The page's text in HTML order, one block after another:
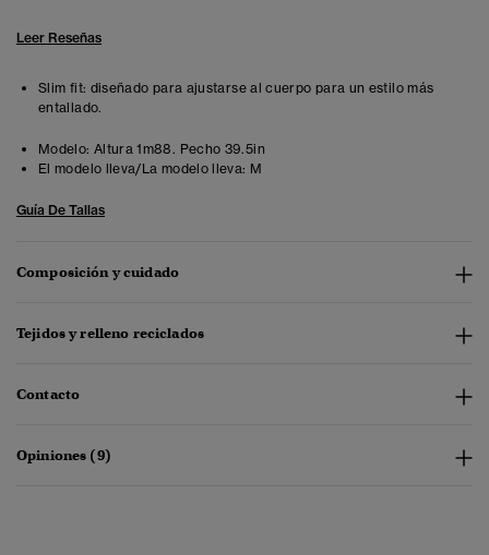
Leer Reseñas
Slim fit: diseñado para ajustarse al cuerpo para un estilo más
entallado.
Modelo: Altura 1m88. Pecho 39.5in
El modelo lleva/La modelo lleva: M
Guía De Tallas
Composición y cuidado
Tejidos y relleno reciclados
Contacto
Opiniones (9)